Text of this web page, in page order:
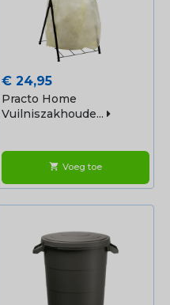
Prijs
€ 24,95
Practo Home
Vuilniszakhoude...
shopping_cart Voeg toe